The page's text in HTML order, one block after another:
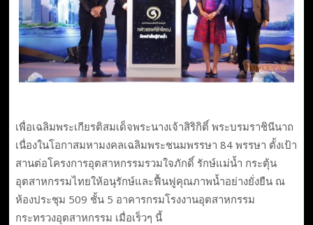
เพื่อเฉลิมพระเกียรติสมเด็จพระนางเจ้าสิริกิติ์ พระบรมราชินีนาถ
เนื่องในโอกาสมหามงคลเฉลิมพระชนมพรรษา 84 พรรษา ตั้งเป้า
สานต่อโครงการอุตสาหกรรมรวมใจภักดิ์ รักษ์แม่น้ำ กระตุ้น
อุตสาหกรรมไทยให้อนุรักษ์และฟื้นฟูคุณภาพน้ำอย่างยั่งยืน ณ
ห้องประชุม 509 ชั้น 5 อาคารกรมโรงงานอุตสาหกรรม
กระทรวงอุตสาหกรรม เมื่อเร็วๆ นี้